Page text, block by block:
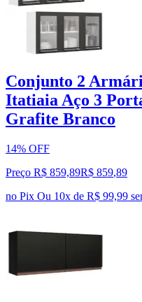
Conjunto 2
Itatiaia Aço 3
Grafite Branco
14% OFF
Preço R$ 859,89R$ 859,89
no Pix Ou 10x de R$ 99,99